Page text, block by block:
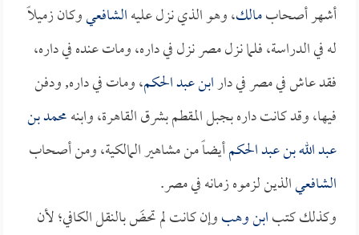
أشهر أصحابمالك، وهو الذي نزل عليهالشافعيوكان زميلاً
له في الدراسة، فلما نزل مصر نزل في داره، ومات عنده في داره،
فقد عاش في مصر في دارابن عبد الحكم، ومات في داره, ودفن
فيها، وقد كانت داره بجبل المقطم بشرق القاهرة، وابنهمحمد بن
عبد الله بن عبد الحكمأيضاً من مشاهير المالكية، ومن أصحاب
الشافعيالذين لزموه زمانه في مصر.
وكذلك كتبابن وهبوإن كانت لم تحضَ بالنقل الكافي؛ لأن